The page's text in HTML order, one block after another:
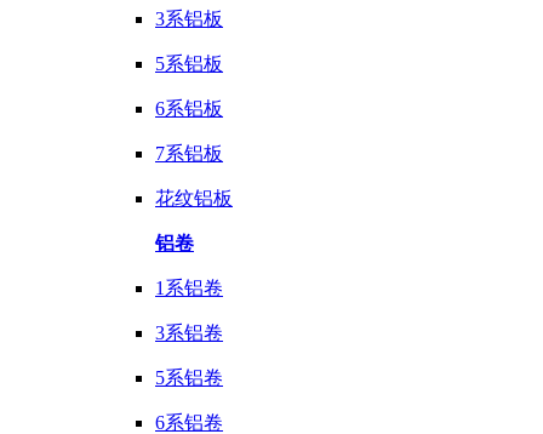
3系铝板
5系铝板
6系铝板
7系铝板
花纹铝板
铝卷
1系铝卷
3系铝卷
5系铝卷
6系铝卷